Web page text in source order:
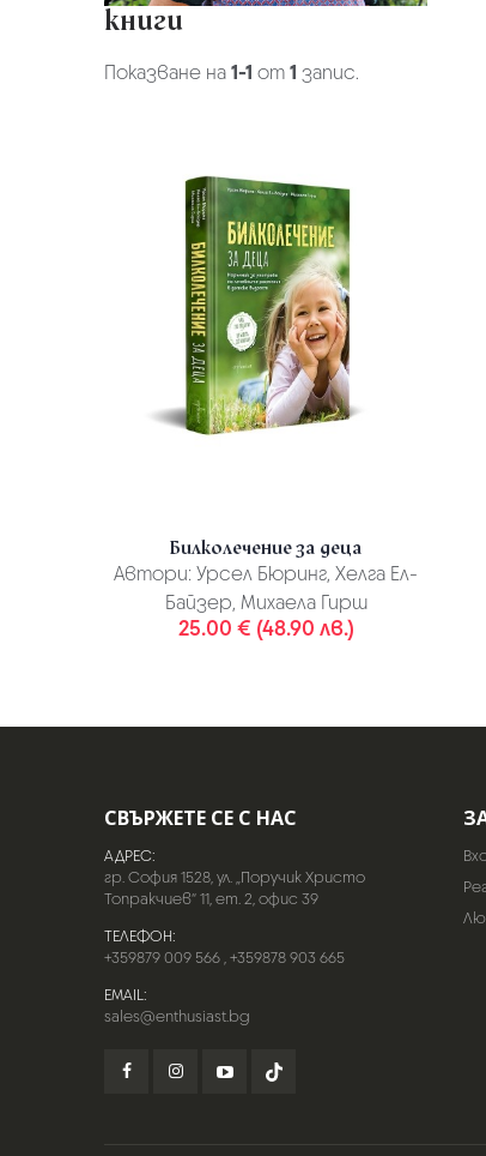
книги
Показване на1-1 от1 запис.
Билколечение за деца
Автори: Урсел Бюринг, Хелга Ел-
Байзер, Михаела Гирш
25.00 € (48.90 лв.)
СВЪРЖЕТЕ СЕ С НАС
АДРЕС:
гр. София 1528, ул. „Поручик Христо
Топракчиев“ 11, ет. 2, офис 39
ТЕЛЕФОН:
+359879 009 566,+359878 903 665
EMAIL:
sales@enthusiast.bg